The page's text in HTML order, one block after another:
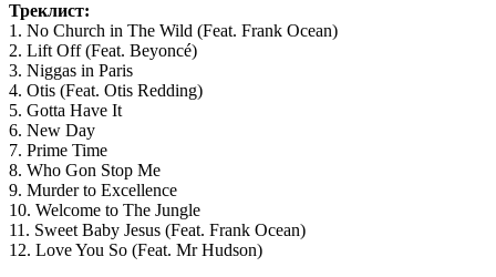
Треклист:
1. No Church in The Wild (Feat. Frank Ocean)
2. Lift Off (Feat. Beyoncé)
3. Niggas in Paris
4. Otis (Feat. Otis Redding)
5. Gotta Have It
6. New Day
7. Prime Time
8. Who Gon Stop Me
9. Murder to Excellence
10. Welcome to The Jungle
11. Sweet Baby Jesus (Feat. Frank Ocean)
12. Love You So (Feat. Mr Hudson)